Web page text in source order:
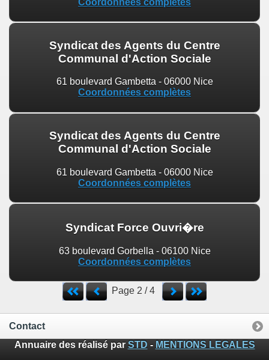
Coordonnées complètes
Syndicat des Agents du Centre
Communal d'Action Sociale
61 boulevard Gambetta - 06000 Nice
Coordonnées complètes
Syndicat des Agents du Centre
Communal d'Action Sociale
61 boulevard Gambetta - 06000 Nice
Coordonnées complètes
Syndicat Force Ouvri�re
63 boulevard Gorbella - 06100 Nice
Coordonnées complètes
Page 2 / 4
Contact
Annuaire des réalisé par STD - MENTIONS LEGALES